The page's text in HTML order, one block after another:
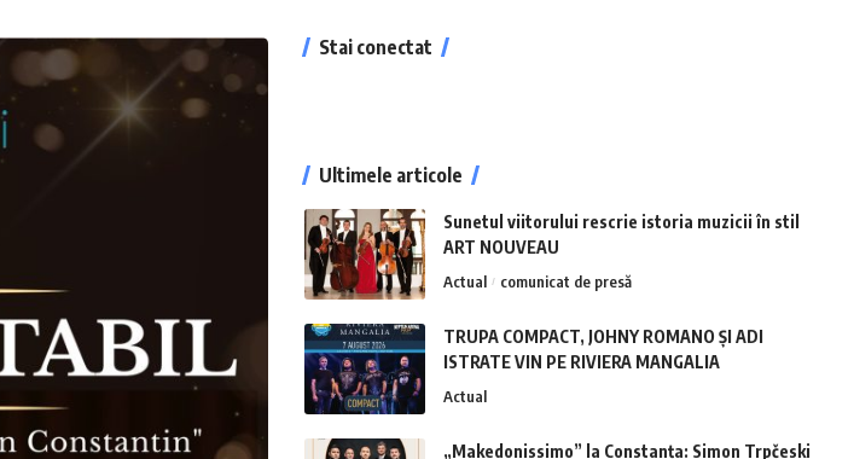
Stai conectat
Ultimele articole
Sunetul viitorului rescrie istoria muzicii în stil
ART NOUVEAU
Actual comunicat de presă
TRUPA COMPACT, JOHNY ROMANO ȘI ADI
ISTRATE VIN PE RIVIERA MANGALIA
Actual
„Makedonissimo” la Constanța: Simon Trpčeski